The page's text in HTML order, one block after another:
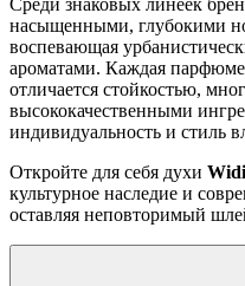
насыщенными, глубокими
воспевающая
ароматами. Каждая
отличается стойкостью,
высококачественными
индивидуальность и стиль
Откройте для себя духи
культурное наследие и
оставляя неповторимый